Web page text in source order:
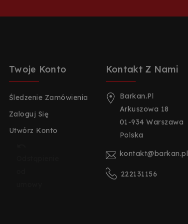
Twoje Konto
Śledzenie Zamówienia
Zaloguj Się
Utwórz Konto
Kontakt Z Nami
Barkan.pl
Arkuszowa 18
01-934 Warszawa
Polska
kontakt@barkan.pl
222131156